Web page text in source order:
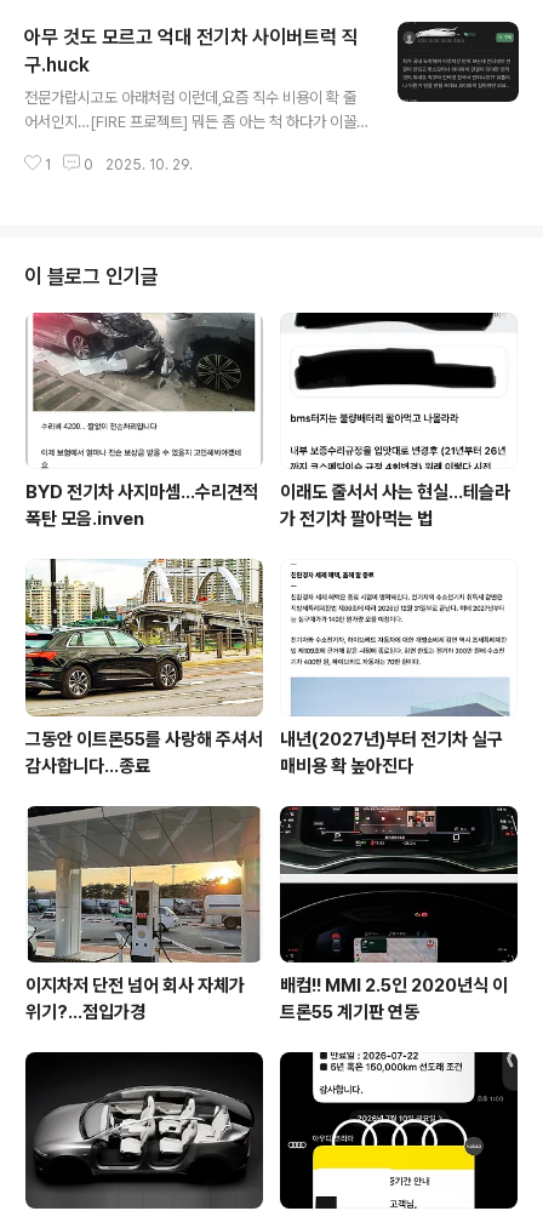
터리는 그대로인 걸 보면범퍼 등 외장 스타일 변경, 일부 미
미한 구조적 개선 등에 따른 영향인 듯. Meritocrat @ i
t's electric
아무 것도 모르고 억대 전기차 사이버트럭 직
구.huck
전문가랍시고도 아래처럼 이런데,요즘 직수 비용이 확 줄
어서인지…[FIRE 프로젝트] 뭐든 좀 아는 척 하다가 이꼴
E 프로젝트] 뭐든 좀 아는 척 하다가 이꼴 난다100만 유튜
아는 거임meritocrat.tistory.comhttps://meritocra
t.tistory.com/m/1784 사이버트럭 직수와 정식발매 가
격, 관세사들이 비교1. 직수할 경우약 8만달러짜리(약 1.1
억원)를 신차로 들여온다고 할때... 관세 0프로(한미FTA/
단 원산지증명서 등 필수..
1 0 2025. 10. 29.
이 블로그 인기글
BYD 전기차 사지마셈...수리견적
폭탄 모음.inven
이래도 줄서서 사는 현실…테슬라
가 전기차 팔아먹는 법
그동안 이트론55를 사랑해 주셔서
감사합니다...종료
내년(2027년)부터 전기차 실구
매비용 확 높아진다
이지차저 단전 넘어 회사 자체가
위기?...점입가경
배컴!! MMI 2.5인 2020년식 이
트론55 계기판 연동